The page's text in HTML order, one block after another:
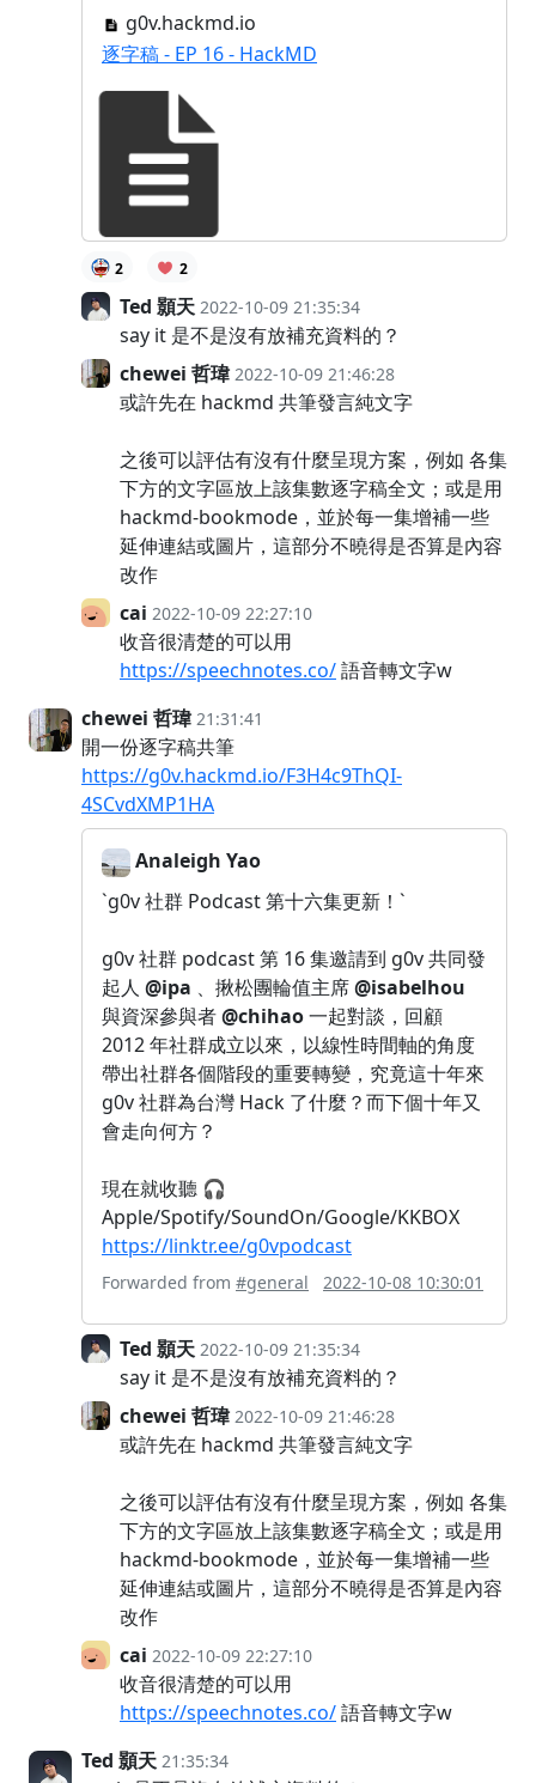
g0v.hackmd.io
逐字稿 - EP 16 - HackMD
2 2
Ted 顥天 2022-10-09 21:35:34
say it 是不是沒有放補充資料的？
chewei 哲瑋 2022-10-09 21:46:28
或許先在 hackmd 共筆發言純文字
之後可以評估有沒有什麼呈現方案，例如 各集
下方的文字區放上該集數逐字稿全文；或是用
hackmd-bookmode，並於每一集增補一些
延伸連結或圖片，這部分不曉得是否算是內容
改作
cai 2022-10-09 22:27:10
收音很清楚的可以用
https://speechnotes.co/語音轉文字w
chewei 哲瑋 21:31:41
開一份逐字稿共筆
https://g0v.hackmd.io/F3H4c9ThQI-
4SCvdXMP1HA
Analeigh Yao
`g0v 社群 Podcast 第十六集更新！`
g0v 社群 podcast 第 16 集邀請到 g0v 共同發
起人 @ipa 、揪松團輪值主席@isabelhou
與資深參與者@chihao一起對談，回顧
2012 年社群成立以來，以線性時間軸的角度
帶出社群各個階段的重要轉變，究竟這十年來
g0v 社群為台灣 Hack 了什麼？而下個十年又
會走向何方？
現在就收聽 🎧
Apple/Spotify/SoundOn/Google/KKBOX
https://linktr.ee/g0vpodcast
Forwarded from #general 2022-10-08 10:30:01
Ted 顥天 2022-10-09 21:35:34
say it 是不是沒有放補充資料的？
chewei 哲瑋 2022-10-09 21:46:28
或許先在 hackmd 共筆發言純文字
之後可以評估有沒有什麼呈現方案，例如 各集
下方的文字區放上該集數逐字稿全文；或是用
hackmd-bookmode，並於每一集增補一些
延伸連結或圖片，這部分不曉得是否算是內容
改作
cai 2022-10-09 22:27:10
收音很清楚的可以用
https://speechnotes.co/語音轉文字w
Ted 顥天 21:35:34